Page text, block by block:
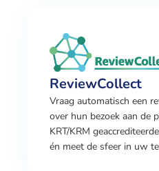
ReviewCollect
Vraag automatisch een
over hun bezoek aan de
KRT/KRM
én meet de sfeer in uw